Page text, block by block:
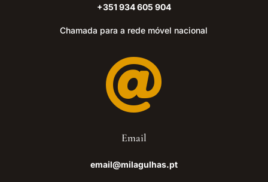
+351 934 605 904
Chamada para a rede móvel nacional

Email
email@milagulhas.pt